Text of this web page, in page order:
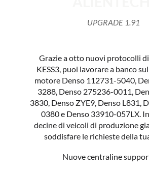
UPGRADE 1.91
Grazie a otto nuovi protocolli
KESS3, puoi lavorare a banco
motore Denso 112731-5040,
3288, Denso 275236-0011,
3830, Denso ZYE9, Denso L831,
0380 e Denso 33910-057LX.
decine di veicoli di produzione
soddisfare le richieste della
Nuove centraline